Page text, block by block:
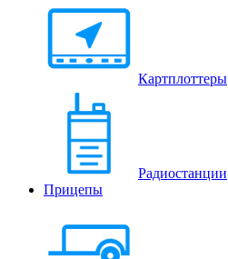
Картплоттеры
Радиостанции
Прицепы